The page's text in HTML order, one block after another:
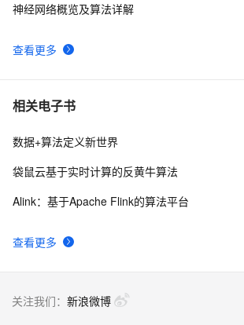
查看更多
神经网络概览及算法详解
相关电子书
查看更多
数据+算法定义新世界
袋鼠云基于实时计算的反黄牛算法
Alink：基于Apache Flink的算法平台
关注我们： 新浪微博